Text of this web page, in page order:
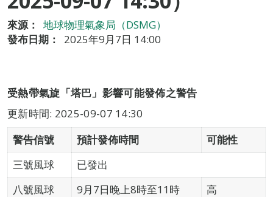
來源：
地球物理氣象局（DSMG）
發布日期：
2025年9月7日 14:00
受熱帶氣旋「塔巴」影響可能發佈之警告
更新時間: 2025-09-07 14:30
警告信號
預計發佈時間
可能性
三號風球
已發出
八號風球
9月7日晚上8時至11時
高